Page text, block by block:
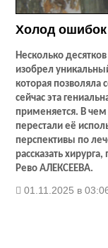
Холод
Несколько
изобрел
которая позволяла
сейчас эта
применяется. В чем
перестали её
перспективы по
рассказать
Рево АЛЕКСЕЕВА.
01.11.2025 в